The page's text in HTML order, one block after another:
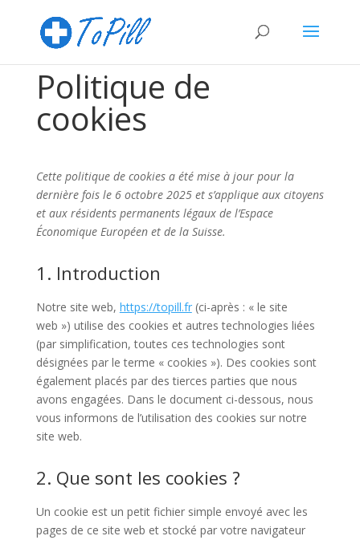
Politique de
cookies
Cette politique de cookies a été mise à jour pour la
dernière fois le 6 octobre 2025 et s’applique aux citoyens
et aux résidents permanents légaux de l’Espace
Économique Européen et de la Suisse.
1. Introduction
Notre site web, https://topill.fr(ci-après : « le site
web ») utilise des cookies et autres technologies liées
(par simplification, toutes ces technologies sont
désignées par le terme « cookies »). Des cookies sont
également placés par des tierces parties que nous
avons engagées. Dans le document ci-dessous, nous
vous informons de l’utilisation des cookies sur notre
site web.
2. Que sont les cookies ?
Un cookie est un petit fichier simple envoyé avec les
pages de ce site web et stocké par votre navigateur